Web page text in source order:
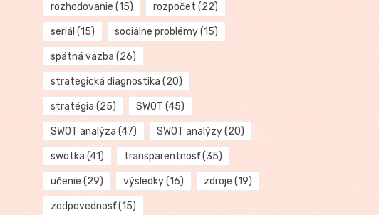
rozhodovanie (15) rozpočet (22)
seriál (15) sociálne problémy(15)
spätná väzba (26)
strategická diagnostika (20)
stratégia (25) SWOT (45)
SWOT analýza (47) SWOT analýzy(20)
swotka (41) transparentnosť(35)
učenie (29) výsledky(16) zdroje (19)
zodpovednosť(15)